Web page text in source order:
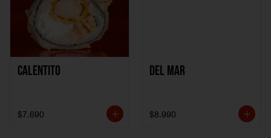
Calentito
$7.690
Del Mar
$8.990